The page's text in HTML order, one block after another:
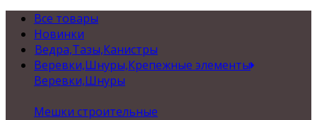
Все товары
Новинки
Ведра,Тазы,Канистры
Веревки,Шнуры,Крепежные элементы
Веревки,Шнуры
Мешки строительные